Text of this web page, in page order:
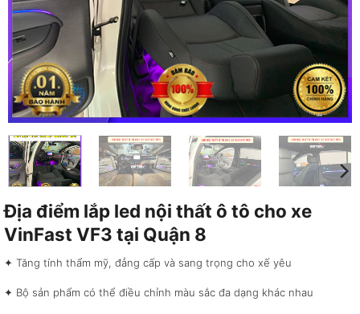
Địa điểm lắp led nội thất ô tô cho xe
VinFast VF3 tại Quận 8
✦ Tăng tính thẩm mỹ, đẳng cấp và sang trọng cho xế yêu
✦ Bộ sản phẩm có thể điều chỉnh màu sắc đa dạng khác nhau